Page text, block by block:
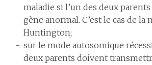
maladie si l’un des deux
gène anormal. C’est le cas de la
Huntington;
sur le mode autosomique
deux parents doivent